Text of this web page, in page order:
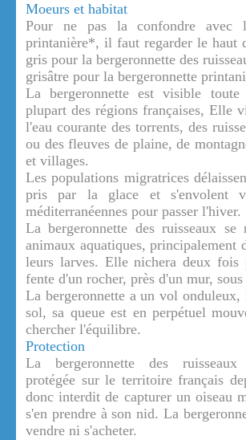
Moeurs et habitat
Pour ne pas la confondre avec
printanière*, il faut regarder le haut
gris pour la bergeronnette des
grisâtre pour la bergeronnette
La bergeronnette est visible
plupart des régions françaises, Elle
l'eau courante des torrents, des
ou des fleuves de plaine, de
et villages.
Les populations migratrices
pris par la glace et s'envolent
méditerranéennes pour passer l'hiver.
La bergeronnette des ruisseaux
animaux aquatiques, principalement
leurs larves. Elle nichera deux fois
fente d'un rocher, près d'un mur,
La bergeronnette a un vol onduleux,
sol, sa queue est en perpétuel
chercher l'équilibre.
Protection
La bergeronnette des
protégée sur le territoire français
donc interdit de capturer un oiseau
s'en prendre à son nid. La
vendre ni s'acheter.